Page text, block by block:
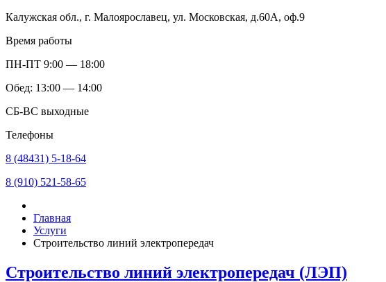
Калужская обл., г. Малоярославец, ул. Московская, д.60А, оф.9
Время работы
ПН-ПТ 9:00 — 18:00
Обед: 13:00 — 14:00
СБ-ВС выходные
Телефоны
8 (48431) 5-18-64
8 (910) 521-58-65
Главная
Услуги
Строительство линий электропередач
Строительство линий электропередач (ЛЭП)